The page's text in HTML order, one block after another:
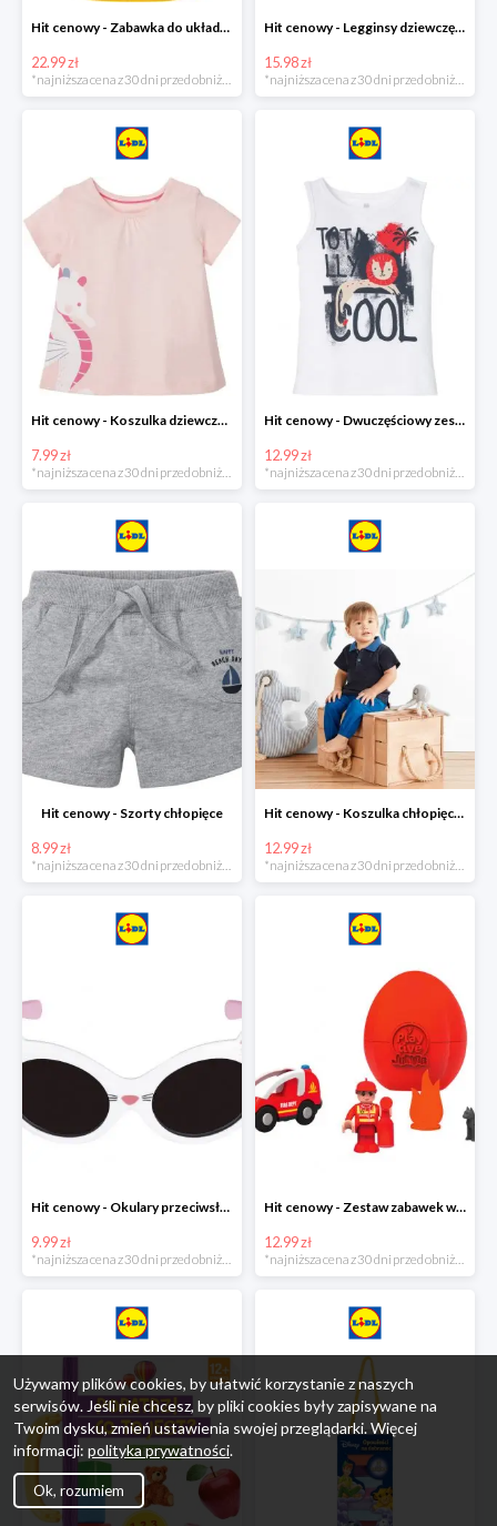
Hit cenowy - Zabawka do układania, 1 zestaw
22.99 zł
Hit cenowy - Legginsy dziewczęce, 2 pary
15.98 zł
Hit cenowy - Koszulka dziewczęca
7.99 zł
*najniższa cena z 30 dni przed obniżką
Hit cenowy - Dwuczęściowy zestaw chłopięcy
12.99 zł
*najniższa cena z 30 dni przed obniżką
Hit cenowy - Szorty chłopięce
8.99 zł
*najniższa cena z 30 dni przed obniżką
Hit cenowy - Koszulka chłopięca polo
12.99 zł
*najniższa cena z 30 dni przed obniżką
Hit cenowy - Okulary przeciwsłoneczne dla dzieci
9.99 zł
Hit cenowy - Zestaw zabawek w jajku
12.99 zł
Używamy plików cookies, by ułatwić korzystanie z naszych
serwisów. Jeśli nie chcesz, by pliki cookies były zapisywane na
Twoim dysku, zmień ustawienia swojej przeglądarki. Więcej
informacji: polityka prywatności.
Ok, rozumiem